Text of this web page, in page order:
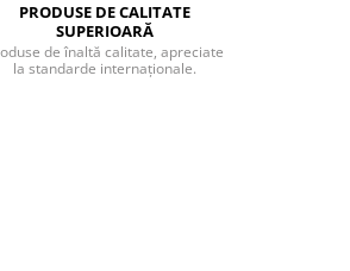
PRODUSE DE CALITATE
SUPERIOARĂ
de înaltă calitate, apreciate
la standarde internaționale.